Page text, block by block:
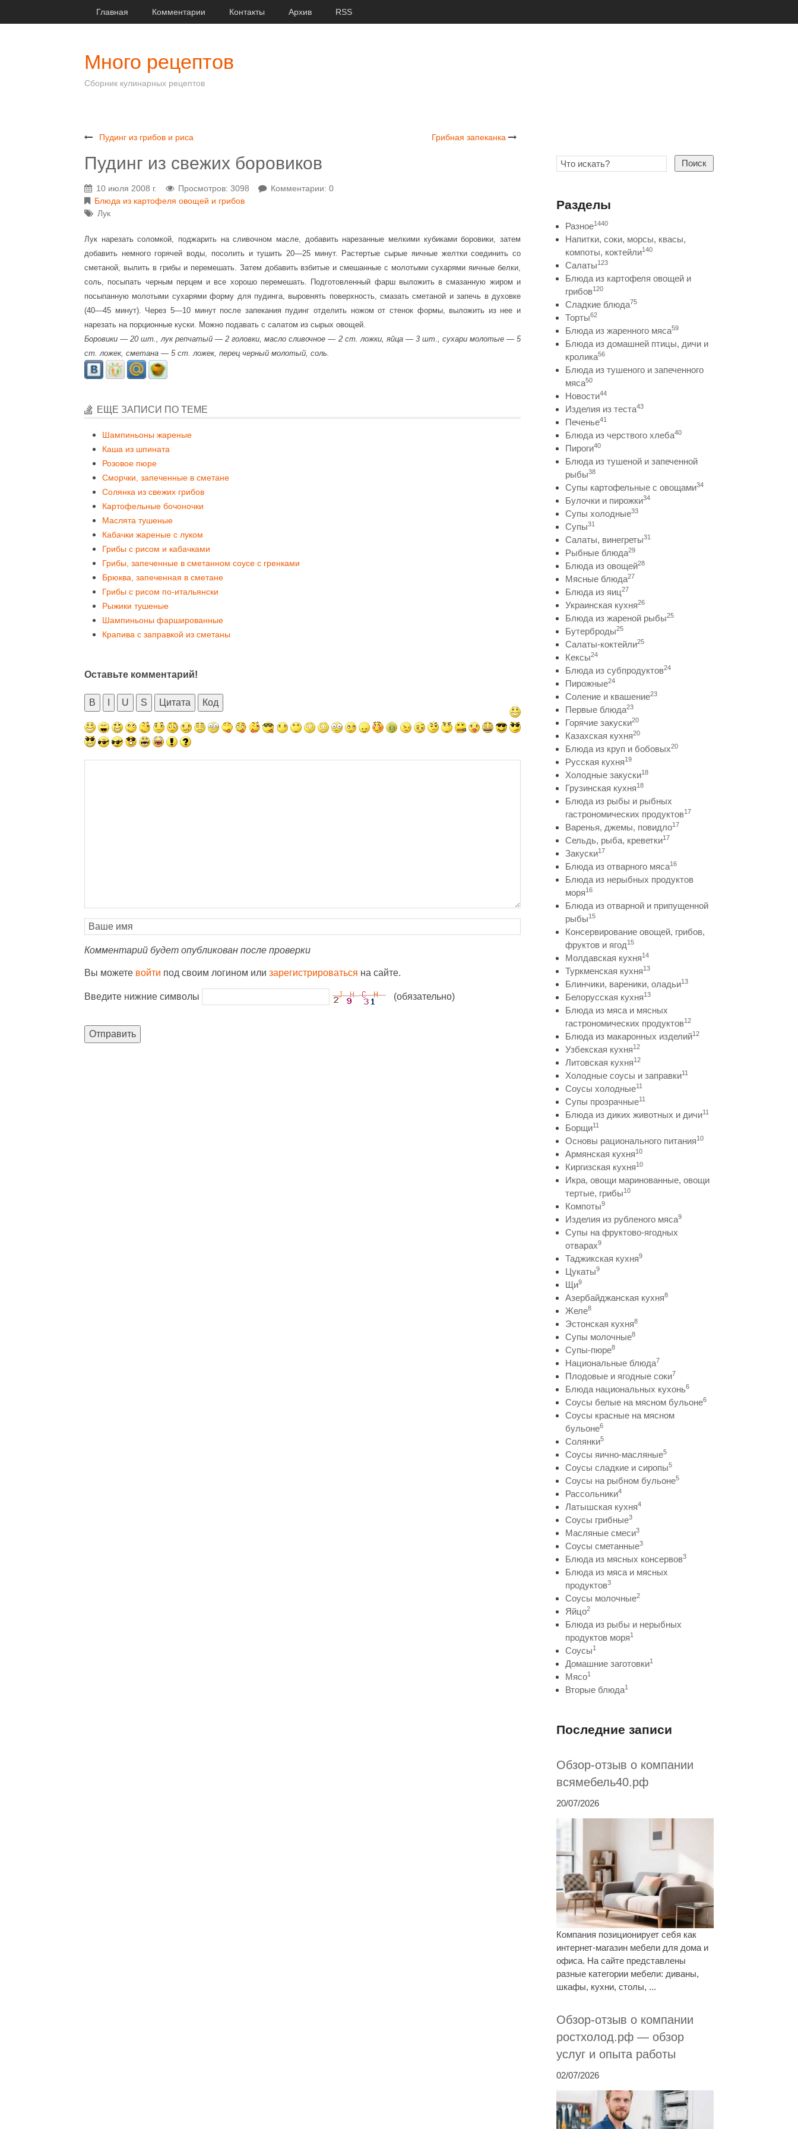
Главная Комментарии Контакты Архив RSS
Много рецептов
Сборник кулинарных рецептов
Пудинг из грибов и риса Грибная запеканка
Пудинг из свежих боровиков
10 июля 2008 г. Просмотров: 3098
Комментарии: 0
Блюда из картофеля овощей и грибов
Лук
Лук нарезать соломкой, поджарить на сливочном масле, добавить нарезанные мелкими кубиками боровики, затем
добавить немного горячей воды, посолить и тушить 20—25 минут. Растертые сырые яичные желтки соединить со
сметаной, вылить в грибы и перемешать. Затем добавить взбитые и смешанные с молотыми сухарями яичные белки,
соль, посыпать черным перцем и все хорошо перемешать. Подготовленный фарш выложить в смазанную жиром и
посыпанную молотыми сухарями форму для пудинга, выровнять поверхность, смазать сметаной и запечь в духовке
(40—45 минут). Через 5—10 минут после запекания пудинг отделить ножом от стенок формы, выложить из нее и
нарезать на порционные куски. Можно подавать с салатом из сырых овощей.
Боровики — 20 шт., лук репчатый — 2 головки, масло сливочное — 2 ст. ложки, яйца — 3 шт., сухари молотые — 5
ст. ложек, сметана — 5 ст. ложек, перец черный молотый, соль.
ЕЩЕ ЗАПИСИ ПО ТЕМЕ
Шампиньоны жареные
Каша из шпината
Розовое пюре
Сморчки, запеченные в сметане
Солянка из свежих грибов
Картофельные бочоночки
Маслята тушеные
Кабачки жареные с луком
Грибы с рисом и кабачками
Грибы, запеченные в сметанном соусе с гренками
Брюква, запеченная в сметане
Грибы с рисом по-итальянски
Рыжики тушеные
Шампиньоны фаршированные
Крапива с заправкой из сметаны
Оставьте комментарий!
B U S Цитата Код
Комментарий будет опубликован после проверки
Вы можете войти под своим логином или зарегистрироваться на сайте.
Введите нижние символы (обязательно)
Отправить
Поиск
Разделы
Разное1440
Напитки, соки, морсы, квасы,
компоты, коктейли140
Салаты123
Блюда из картофеля овощей и
грибов120
Сладкие блюда75
Торты62
Блюда из жаренного мяса59
Блюда из домашней птицы, дичи и
кролика56
Блюда из тушеного и запеченного
мяса50
Новости44
Изделия из теста43
Печенье41
Блюда из черствого хлеба40
Пироги40
Блюда из тушеной и запеченной
рыбы38
Супы картофельные с овощами34
Булочки и пирожки34
Супы холодные33
Супы31
Салаты, винегреты31
Рыбные блюда29
Блюда из овощей28
Мясные блюда27
Блюда из яиц27
Украинская кухня26
Блюда из жареной рыбы25
Бутерброды25
Салаты-коктейли25
Кексы24
Блюда из субпродуктов24
Пирожные24
Соление и квашение23
Первые блюда23
Горячие закуски20
Казахская кухня20
Блюда из круп и бобовых20
Русская кухня19
Холодные закуски18
Грузинская кухня18
Блюда из рыбы и рыбных
гастрономических продуктов17
Варенья, джемы, повидло17
Сельдь, рыба, креветки17
Закуски17
Блюда из отварного мяса16
Блюда из нерыбных продуктов
моря16
Блюда из отварной и припущенной
рыбы15
Консервирование овощей, грибов,
фруктов и ягод15
Молдавская кухня14
Туркменская кухня13
Блинчики, вареники, оладьи13
Белорусская кухня13
Блюда из мяса и мясных
гастрономических продуктов12
Блюда из макаронных изделий12
Узбекская кухня12
Литовская кухня12
Холодные соусы и заправки11
Соусы холодные11
Супы прозрачные11
Блюда из диких животных и дичи11
Борщи11
Основы рационального питания10
Армянская кухня10
Киргизская кухня10
Икра, овощи маринованные, овощи
тертые, грибы10
Компоты9
Изделия из рубленого мяса9
Супы на фруктово-ягодных
отварах9
Таджикская кухня9
Цукаты9
Щи9
Азербайджанская кухня8
Желе8
Эстонская кухня8
Супы молочные8
Супы-пюре8
Национальные блюда7
Плодовые и ягодные соки7
Блюда национальных кухонь6
Соусы белые на мясном бульоне6
Соусы красные на мясном
бульоне6
Солянки5
Соусы яично-масляные5
Соусы сладкие и сиропы5
Соусы на рыбном бульоне5
Рассольники4
Латышская кухня4
Соусы грибные3
Масляные смеси3
Соусы сметанные3
Блюда из мясных консервов3
Блюда из мяса и мясных
продуктов3
Соусы молочные2
Яйцо2
Блюда из рыбы и нерыбных
продуктов моря1
Соусы1
Домашние заготовки1
Мясо1
Вторые блюда1
Последние записи
Обзор-отзыв о компании
всямебель40.рф
20/07/2026
Компания позиционирует себя как
интернет-магазин мебели для дома и
офиса. На сайте представлены
разные категории мебели: диваны,
шкафы, кухни, столы, ...
Обзор-отзыв о компании
ростхолод.рф — обзор
услуг и опыта работы
02/07/2026